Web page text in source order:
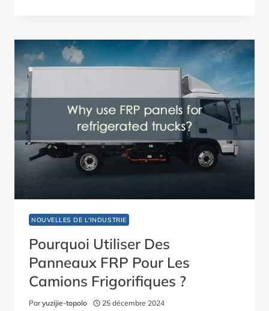
?
GUIDE
DES
DES
APPLICATIONS
NOUVELLES DE L'INDUSTRIE
Pourquoi Utiliser Des
Panneaux FRP Pour Les
Camions Frigorifiques ?
Par yuzijie-topolo 25 décembre 2024